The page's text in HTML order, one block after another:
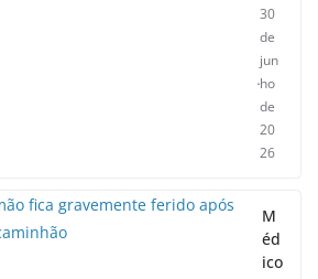
30
de
jun
ho
de
20
26
M
éd
ico